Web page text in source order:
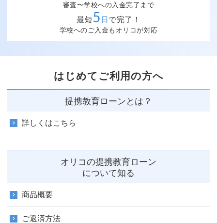
審査〜学校への入金完了まで
最短5 日で完了！
学校へのご入金もオリコが対応
はじめてご利用の方へ
提携教育ローンとは？
詳しくはこちら
オリコの提携教育ローン
について知る
商品概要
ご返済方法